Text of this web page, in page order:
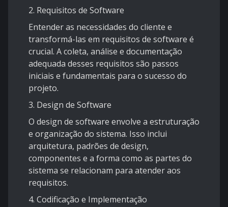
2. Requisitos de Software
Entender as necessidades do cliente e
transformá-las em requisitos de software é
crucial. A coleta, análise e documentação
adequada desses requisitos são passos
iniciais e fundamentais para o sucesso do
projeto.
3. Design de Software
O design de software envolve a estruturação
e organização do sistema. Isso inclui
arquitetura, padrões de design,
componentes e a forma como as partes do
sistema se relacionam para atender aos
requisitos.
4. Codificação e Implementação